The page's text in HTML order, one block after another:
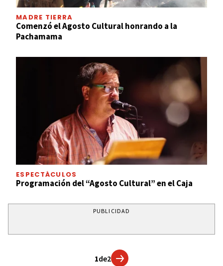
MADRE TIERRA
Comenzó el Agosto Cultural honrando a la
Pachamama
ESPECTÁCULOS
Programación del “Agosto Cultural” en el Caja
PUBLICIDAD
1de2